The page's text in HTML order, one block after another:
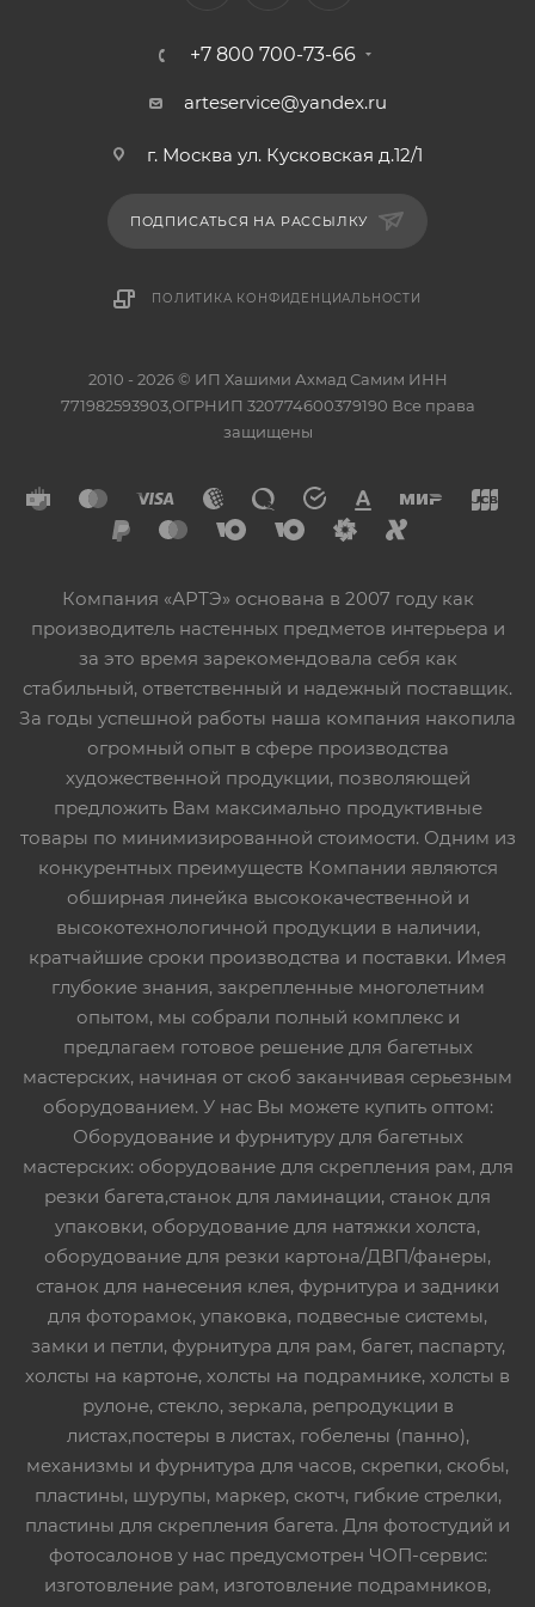
+7 800 700-73-66
arteservice@yandex.ru
г. Москва ул. Кусковская д.12/1
ПОДПИСАТЬСЯ НА РАССЫЛКУ
ПОЛИТИКА КОНФИДЕНЦИАЛЬНОСТИ
2010 - 2026 © ИП Хашими Ахмад Самим ИНН
771982593903,ОГРНИП 320774600379190 Все права
защищены
Компания «АРТЭ» основана в 2007 году как
производитель настенных предметов интерьера и
за это время зарекомендовала себя как
стабильный, ответственный и надежный поставщик.
За годы успешной работы наша компания накопила
огромный опыт в сфере производства
художественной продукции, позволяющей
предложить Вам максимально продуктивные
товары по минимизированной стоимости. Одним из
конкурентных преимуществ Компании являются
обширная линейка высококачественной и
высокотехнологичной продукции в наличии,
кратчайшие сроки производства и поставки. Имея
глубокие знания, закрепленные многолетним
опытом, мы собрали полный комплекс и
предлагаем готовое решение для багетных
мастерских, начиная от скоб заканчивая серьезным
оборудованием. У нас Вы можете купить оптом:
Оборудование и фурнитуру для багетных
мастерских: оборудование для скрепления рам, для
резки багета,станок для ламинации, станок для
упаковки, оборудование для натяжки холста,
оборудование для резки картона/ДВП/фанеры,
станок для нанесения клея, фурнитура и задники
для фоторамок, упаковка, подвесные системы,
замки и петли, фурнитура для рам, багет, паспарту,
холсты на картоне, холсты на подрамнике, холсты в
рулоне, стекло, зеркала, репродукции в
листах,постеры в листах, гобелены (панно),
механизмы и фурнитура для часов, скрепки, скобы,
пластины, шурупы, маркер, скотч, гибкие стрелки,
пластины для скрепления багета. Для фотостудий и
фотосалонов у нас предусмотрен ЧОП-сервис:
изготовление рам, изготовление подрамников,